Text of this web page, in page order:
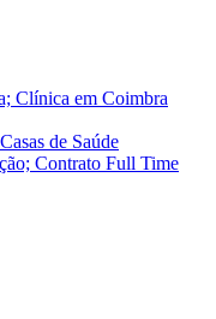
Clínica em Coimbra
de Saúde
Contrato Full Time